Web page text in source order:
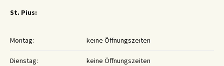
St. Pius:
Montag: keine Öffnungszeiten
Dienstag: keine Öffnungszeiten